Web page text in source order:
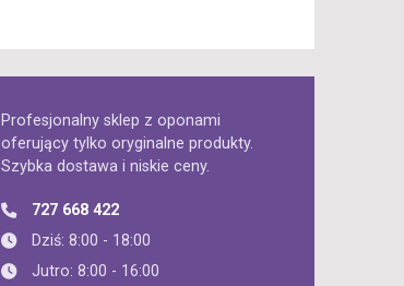
Profesjonalny sklep z oponami
oferujący tylko oryginalne produkty.
Szybka dostawa i niskie ceny.
727 668 422
Dziś: 8:00 - 18:00
Jutro: 8:00 - 16:00